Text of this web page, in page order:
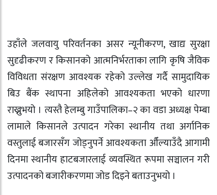
उहाँले जलवायु परिवर्तनका असर न्यूनीकरण, खाद्य सुरक्षा
सुदृढीकरण र किसानको आत्मनिर्भरताका लागि कृषि जैविक
विविधता संरक्षण आवश्यक रहेको उल्लेख गर्दै सामुदायिक
बिउ बैंक स्थापना अहिलेको आवश्यकता भएको धारणा
राख्नुभयो । त्यस्तै हेलम्बु गाउँपालिका–२ का वडा अध्यक्ष पेम्बा
लामाले किसानले उत्पादन गरेका स्थानीय तथा अर्गानिक
वस्तुलाई बजारसँग जोड्नुपर्ने आवश्यकता औँल्याउँदै आगामी
दिनमा स्थानीय हाटबजारलाई व्यवस्थित रूपमा सञ्चालन गरी
उत्पादनको बजारीकरणमा जोड दिइने बताउनुभयो ।